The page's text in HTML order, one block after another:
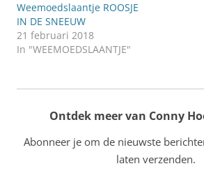
Weemoedslaantje ROOSJE
IN DE SNEEUW
21 februari 2018
In "WEEMOEDSLAANTJE"
Ontdek meer van Conny
Abonneer je om de nieuwste
laten verzenden.